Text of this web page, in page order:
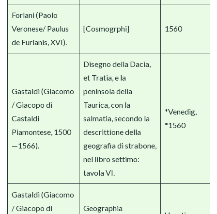
Forlani (Paolo
Veronese/ Paulus
de Furlanis, XVI).
[Cosmogrphi] 1560
Gastaldi (Giacomo
/ Giacopo di
Castaldi
Piamontese, 1500
—1566).
Disegno della Dacia,
et Tratia, e la
peninsola della
Taurica, con la
salmatia, secondo la
descrittione della
geografia di strabone,
nel libro settimo:
tavola VI.
*Venedig,
*1560
Gastaldi (Giacomo
/ Giacopo di
Geographia